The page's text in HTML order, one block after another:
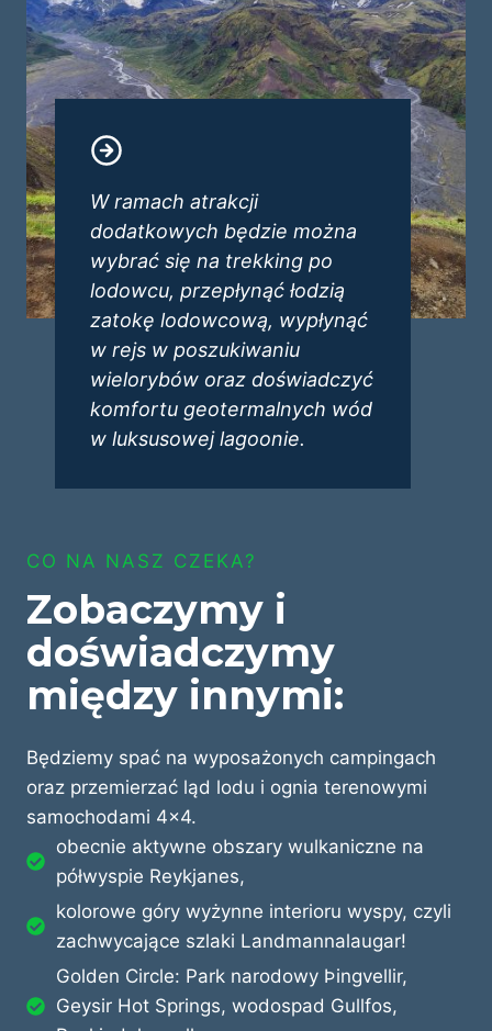
W ramach atrakcji
dodatkowych będzie można
wybrać się na trekking po
lodowcu, przepłynąć łodzią
zatokę lodowcową, wypłynąć
w rejs w poszukiwaniu
wielorybów oraz doświadczyć
komfortu geotermalnych wód
w luksusowej lagoonie.
CO NA NASZ CZEKA?
Zobaczymy i
doświadczymy
między innymi:
Będziemy spać na wyposażonych campingach
oraz przemierzać ląd lodu i ognia terenowymi
samochodami 4×4.
obecnie aktywne obszary wulkaniczne na
półwyspie Reykjanes,
kolorowe góry wyżynne interioru wyspy, czyli
zachwycające szlaki Landmannalaugar!
Golden Circle: Park narodowy Þingvellir,
Geysir Hot Springs, wodospad Gullfos,